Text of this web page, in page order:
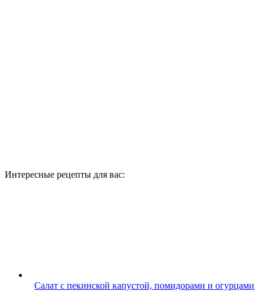
Интересные рецепты для вас:
Салат с пекинской капустой, помидорами и огурцами